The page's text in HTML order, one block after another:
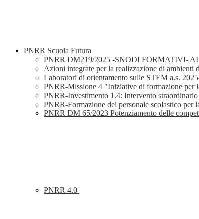
PNRR Scuola Futura
PNRR DM219/2025 -SNODI FORMATIVI-
Azioni integrate per la realizzazione di ambienti
Laboratori di orientamento sulle STEM a.s.
PNRR-Missione 4 "Iniziative di formazione per
PNRR-Investimento 1.4: Intervento
PNRR-Formazione del personale scolastico
PNRR DM 65/2023 Potenziamento delle
PNRR 4.0